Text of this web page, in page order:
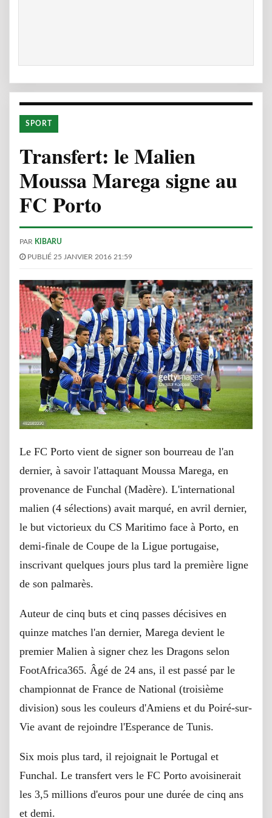
SPORT
Transfert: le Malien
Moussa Marega signe au
FC Porto
PAR KIBARU
PUBLIÉ 25 JANVIER 2016 21:59
Le FC Porto vient de signer son bourreau de l'an
dernier, à savoir l'attaquant Moussa Marega, en
provenance de Funchal (Madère). L'international
malien (4 sélections) avait marqué, en avril dernier,
le but victorieux du CS Maritimo face à Porto, en
demi-finale de Coupe de la Ligue portugaise,
inscrivant quelques jours plus tard la première ligne
de son palmarès.
Auteur de cinq buts et cinq passes décisives en
quinze matches l'an dernier, Marega devient le
premier Malien à signer chez les Dragons selon
FootAfrica365. Âgé de 24 ans, il est passé par le
championnat de France de National (troisième
division) sous les couleurs d'Amiens et du Poiré-sur-
Vie avant de rejoindre l'Esperance de Tunis.
Six mois plus tard, il rejoignait le Portugal et
Funchal. Le transfert vers le FC Porto avoisinerait
les 3,5 millions d'euros pour une durée de cinq ans
et demi.